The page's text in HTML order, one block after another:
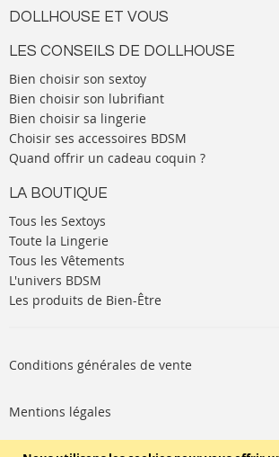
DOLLHOUSE ET VOUS
LES CONSEILS DE DOLLHOUSE
Bien choisir son sextoy
Bien choisir son lubrifiant
Bien choisir sa lingerie
Choisir ses accessoires BDSM
Quand offrir un cadeau coquin ?
LA BOUTIQUE
Tous les Sextoys
Toute la Lingerie
Tous les Vêtements
L'univers BDSM
Les produits de Bien-Être
Conditions générales de vente
Mentions légales